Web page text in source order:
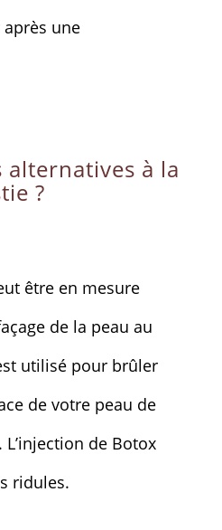
après une
alternatives à la
?
être en mesure
de la peau au
utilisé pour brûler
de votre peau de
de Botox
ridules.